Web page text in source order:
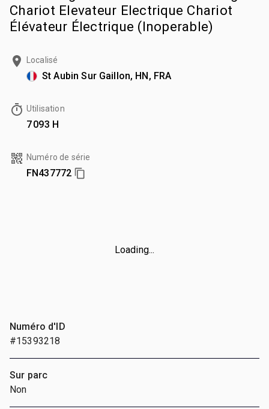
Chariot Elevateur Electrique Chariot
Élévateur Électrique (Inoperable)
Localisé
St Aubin Sur Gaillon, HN, FRA
Utilisation
7 093 H
Numéro de série
FN437772
Loading...
Numéro d'ID
#15393218
Sur parc
Non